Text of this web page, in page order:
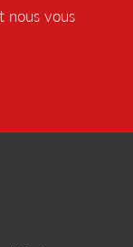
nous vous